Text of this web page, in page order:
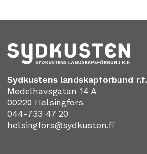
Sydkustens landskapförbund r.f.
Medelhavsgatan 14 A
00220 Helsingfors
044-733 47 20
helsingfors@sydkusten.fi